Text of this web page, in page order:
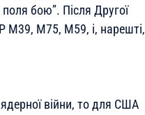
бою”. Після Другої
М39, М75, М59, і, нарешті,
війни, то для США